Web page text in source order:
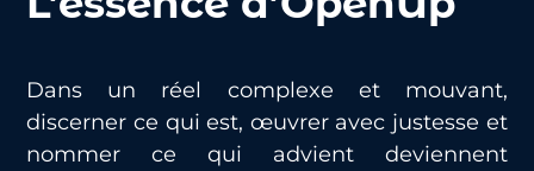
Dans un réel complexe et mouvant,
discerner ce qui est, œuvrer avec justesse et
nommer ce qui advient deviennent